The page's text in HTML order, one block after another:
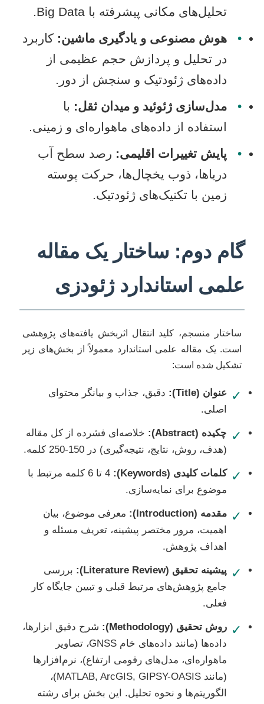
تحلیل‌های مکانی پیشرفته با Big Data.
•
هوش مصنوعی و یادگیری ماشین: کاربرد
در تحلیل و پردازش حجم عظیمی از
داده‌های ژئودتیک و سنجش از دور.
•
مدل‌سازی ژئوئید و میدان ثقل: با
استفاده از داده‌های ماهواره‌ای و زمینی.
•
پایش تغییرات اقلیمی: رصد سطح آب
دریاها، ذوب یخچال‌ها، حرکت پوسته
زمین با تکنیک‌های ژئودتیک.
گام دوم: ساختار یک مقاله
علمی استاندارد ژئودزی
ساختار منسجم، کلید انتقال اثربخش یافته‌های پژوهشی
است. یک مقاله علمی استاندارد معمولاً از بخش‌های زیر
تشکیل شده است:
✓ عنوان (Title):
دقیق، جذاب و بیانگر محتوای
اصلی.
✓ چکیده (Abstract):
خلاصه‌ای فشرده از کل مقاله
(هدف، روش، نتایج، نتیجه‌گیری) در 150-250 کلمه.
✓ کلمات کلیدی (Keywords):
4 تا 6 کلمه مرتبط با
موضوع برای نمایه‌سازی.
✓ مقدمه (Introduction):
معرفی موضوع، بیان
اهمیت، مرور مختصر پیشینه، تعریف مسئله و
اهداف پژوهش.
✓ پیشینه تحقیق (Literature Review):
بررسی
جامع پژوهش‌های مرتبط قبلی و تبیین جایگاه کار
فعلی.
✓ روش تحقیق (Methodology):
شرح دقیق ابزارها،
داده‌ها (مانند داده‌های خام GNSS، تصاویر
ماهواره‌ای، مدل‌های رقومی ارتفاع)، نرم‌افزارها
(مانند MATLAB, ArcGIS, GIPSY-OASIS)،
الگوریتم‌ها و نحوه تحلیل. این بخش برای رشته